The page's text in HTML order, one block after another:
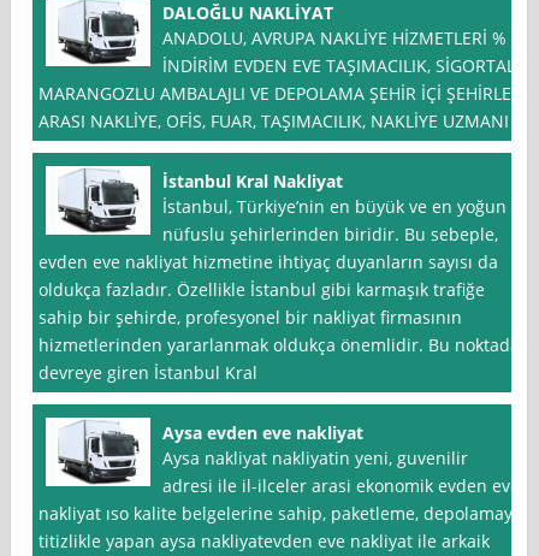
DALOĞLU NAKLİYAT
ANADOLU, AVRUPA NAKLİYE HİZMETLERİ % *
İNDİRİM EVDEN EVE TAŞIMACILIK, SİGORTALI
MARANGOZLU AMBALAJLI VE DEPOLAMA ŞEHİR İÇİ ŞEHİRLER
ARASI NAKLİYE, OFİS, FUAR, TAŞIMACILIK, NAKLİYE UZMANI
İstanbul Kral Nakliyat
İstanbul, Türkiye’nin en büyük ve en yoğun
nüfuslu şehirlerinden biridir. Bu sebeple,
evden eve nakliyat hizmetine ihtiyaç duyanların sayısı da
oldukça fazladır. Özellikle İstanbul gibi karmaşık trafiğe
sahip bir şehirde, profesyonel bir nakliyat firmasının
hizmetlerinden yararlanmak oldukça önemlidir. Bu noktada
devreye giren İstanbul Kral
Aysa evden eve nakliyat
Aysa nakliyat nakliyatin yeni, guvenilir
adresi ile il-ilceler arasi ekonomik evden eve
nakliyat ıso kalite belgelerine sahip, paketleme, depolamayi
titizlikle yapan aysa nakliyatevden eve nakliyat ile arkaik